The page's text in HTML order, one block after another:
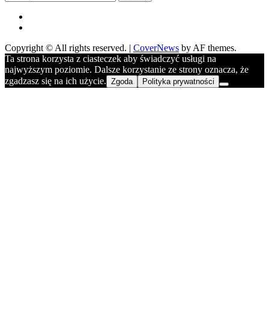
Copyright © All rights reserved. CoverNews by AF themes.
Ta strona korzysta z ciasteczek aby świadczyć usługi na
najwyższym poziomie. Dalsze korzystanie ze strony oznacza, że
zgadzasz się na ich użycie. Zgoda Polityka prywatności